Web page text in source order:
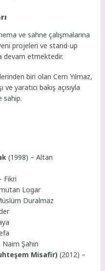
ve sahne çalışmalarına
projeleri ve stand-up
devam etmektedir.
biri olan Cem Yılmaz,
yaratıcı bakış açısıyla
sahip.
(1998) – Altan
Fikri
Logar
Duralmaz
Şahin
Misafir) (2012) –